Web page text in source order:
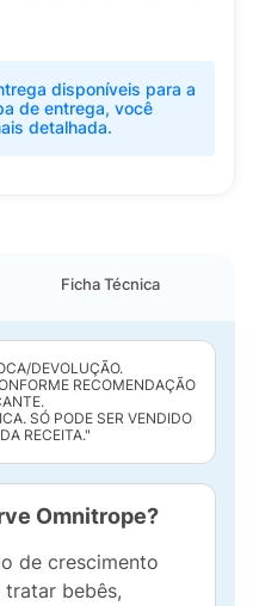
disponíveis para a
de entrega, você
detalhada.
Ficha Técnica
DEVOLUÇÃO.
RECOMENDAÇÃO
SÓ PODE SER VENDIDO
RECEITA."
Omnitrope?
de crescimento
tratar bebês,